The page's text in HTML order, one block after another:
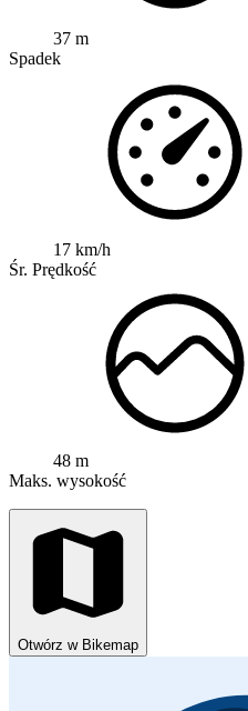
37 m
Spadek
17 km/h
Śr. Prędkość
48 m
Maks. wysokość
Otwórz w Bikemap